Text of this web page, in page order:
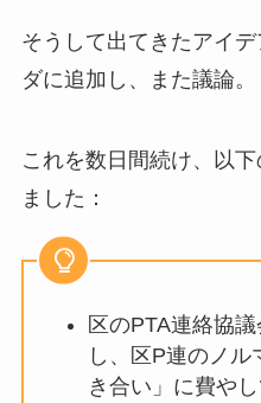
そうして出てきたアイ
ダに追加し、また議論。
これを数日間続け、以
ました：
区のPTA連絡協
し、区P連のノ
き合い」に費や